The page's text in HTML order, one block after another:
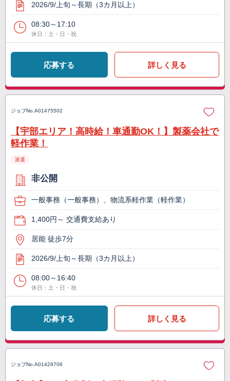
2026/9/上旬～長期（3カ月以上）
08:30～17:10
休日：土・日・祝
応募する 詳しく見る
ジョブNo. A01475502
【宇部エリア！高時給！車通勤OK！】製薬会社で
軽作業！
派遣
非公開
一般事務（一般事務）、物流系軽作業（軽作業）
1,400円～ 交通費支給あり
居能 徒歩7分
2026/9/上旬～長期（3カ月以上）
08:00～16:40
休日：土・日・祝
応募する 詳しく見る
ジョブNo. A01429706